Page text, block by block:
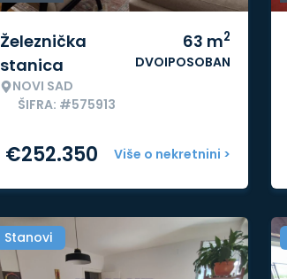
Železnička
stanica
NOVI SAD
ŠIFRA: #575913
63 m2
DVOIPOSOBAN
Više o nekretnini >
€252.350
Stanovi